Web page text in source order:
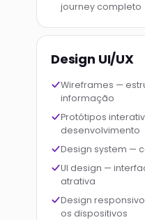
journey completo
Design UI/UX
Wireframes —
informação
Protótipos
desenvolvimento
Design system —
UI design —
atrativa
Design
os dispositivos